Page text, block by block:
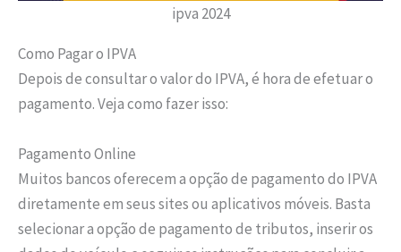
ipva 2024
Como Pagar o IPVA
Depois de consultar o valor do IPVA, é hora de efetuar o
pagamento. Veja como fazer isso:
Pagamento Online
Muitos bancos oferecem a opção de pagamento do IPVA
diretamente em seus sites ou aplicativos móveis. Basta
selecionar a opção de pagamento de tributos, inserir os